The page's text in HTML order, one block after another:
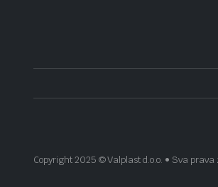
Copyright 2025 © Valplast d.o.o. • Sva